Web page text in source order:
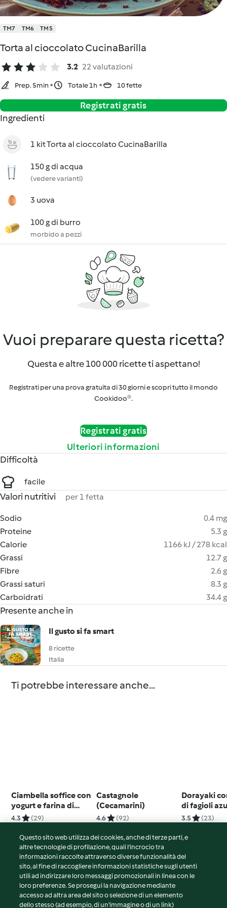
TM7 TM6 TM5
Torta al cioccolato CucinaBarilla
3.2 22 valutazioni
Prep. 5min Totale 1h 10 fette
Registrati gratis
Ingredienti
1 kit Torta al cioccolato CucinaBarilla
150 g di acqua
(vedere varianti)
3 uova
100 g di burro
morbido a pezzi
Vuoi preparare questa ricetta?
Questa e altre 100 000 ricette ti aspettano!
Registrati per una prova gratuita di 30 giorni e scopri tutto il mondo
Cookidoo®.
Registrati gratis
Ulteriori informazioni
Difficoltà
facile
Valori nutritivi per 1 fetta
Sodio
0.4 mg
Proteine
5.3 g
Calorie
1166 kJ / 278 kcal
Grassi
12.7 g
Fibre
2.6 g
Grassi saturi
8.3 g
Carboidrati
34.4 g
Presente anche in
Il gusto si fa smart
8 ricette
Italia
Ti potrebbe interessare anche...
Ciambella soffice con
yogurt e farina di
carrube
4.3 (29)
Castagnole
(Cecamarini)
4.6 (92)
Dorayaki
di fagioli
3.5 (23)
© Copyright 2026
Termini del servizio
Informativa sulla privacy
Questo sito web utilizza dei cookies, anche di terze parti, e
altre tecnologie di profilazione, quali l’incrocio tra
informazioni raccolte attraverso diverse funzionalità del
sito, al fine di raccogliere informazioni statistiche sugli utenti
utili ad indirizzare loro messaggi promozionali in linea con le
loro preferenze. Se prosegui la navigazione mediante
accesso ad altra area del sito o selezione di un elemento
dello stesso (ad esempio, di un'immagine o di un link)